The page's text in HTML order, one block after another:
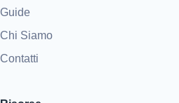
Guide
Chi Siamo
Contatti